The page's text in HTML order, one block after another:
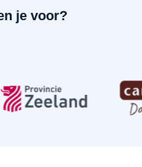
je voor?